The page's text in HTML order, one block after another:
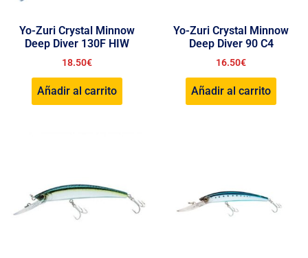
Yo-Zuri Crystal Minnow
Deep Diver 130F HIW
18.50€
Añadir al carrito
Yo-Zuri Crystal Minnow
Deep Diver 90 C4
16.50€
Añadir al carrito